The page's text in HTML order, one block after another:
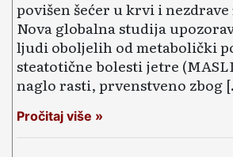
povišen šećer u krvi i
Nova globalna studija
ljudi oboljelih od metabolički
steatotične bolesti jetre
naglo rasti, prvenstveno zbog
Pročitaj više »